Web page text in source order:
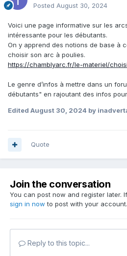
Posted August 30, 2024
Voici une page informative sur les
intéressante pour les débutants.
On y apprend des notions de base à
choisir son arc à poulies.
https://chamblyarc.fr/le-materiel/
Le genre d’infos à mettre dans un
débutants" en rajoutant des infos
Edited August 30, 2024 by
Quote
Join the conversation
You can post now and register later.
sign in now to post with your account.
Reply to this topic...